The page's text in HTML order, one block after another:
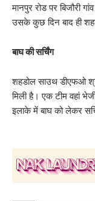
मानपुर रोड पर
उसके कुछ दिन बाद ही
बाघ की सर्चिंग
शहडोल साउथ डीएफओ
मिली है। एक टीम वहां
इलाके में बाघ को लेकर